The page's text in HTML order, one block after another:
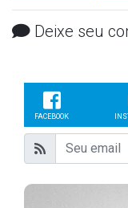
Deixe seu
FACEBOOK